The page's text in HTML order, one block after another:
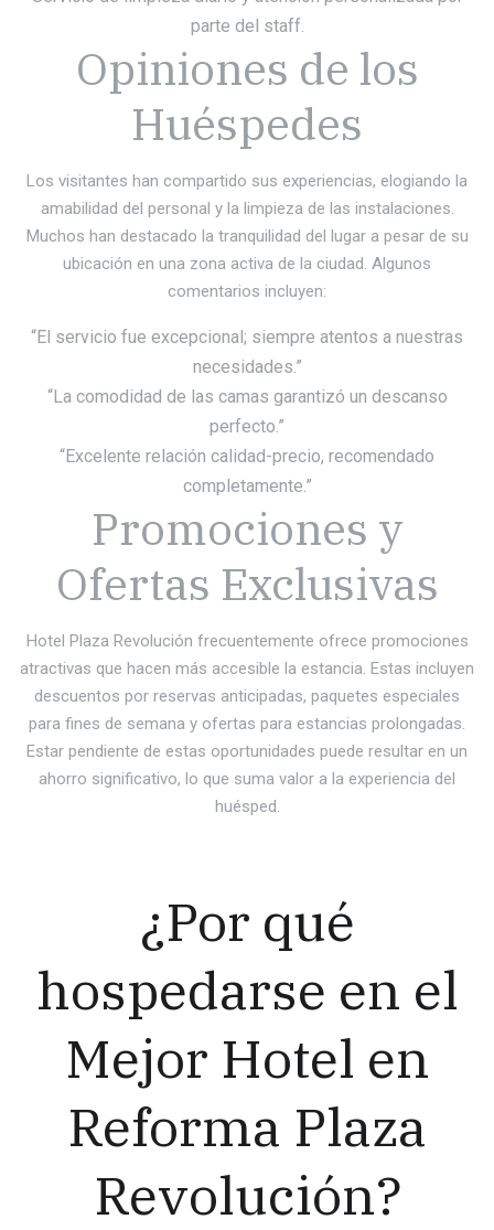
parte del staff.
Opiniones de los
Huéspedes
Los visitantes han compartido sus experiencias, elogiando la
amabilidad del personal y la limpieza de las instalaciones.
Muchos han destacado la tranquilidad del lugar a pesar de su
ubicación en una zona activa de la ciudad. Algunos
comentarios incluyen:
“El servicio fue excepcional; siempre atentos a nuestras
necesidades.”
“La comodidad de las camas garantizó un descanso
perfecto.”
“Excelente relación calidad-precio, recomendado
completamente.”
Promociones y
Ofertas Exclusivas
Hotel Plaza Revolución frecuentemente ofrece promociones
atractivas que hacen más accesible la estancia. Estas incluyen
descuentos por reservas anticipadas, paquetes especiales
para fines de semana y ofertas para estancias prolongadas.
Estar pendiente de estas oportunidades puede resultar en un
ahorro significativo, lo que suma valor a la experiencia del
huésped.
¿Por qué
hospedarse en el
Mejor Hotel en
Reforma Plaza
Revolución?